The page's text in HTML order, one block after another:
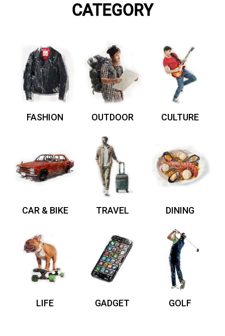
CATEGORY
FASHION OUTDOOR CULTURE
CAR & BIKE TRAVEL DINING
LIFE GADGET GOLF